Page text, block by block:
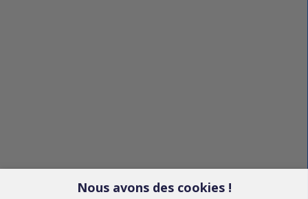
Nous avons des cookies !